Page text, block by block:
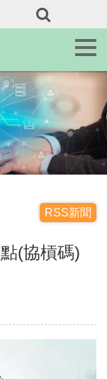
RSS新聞
(協槓碼)